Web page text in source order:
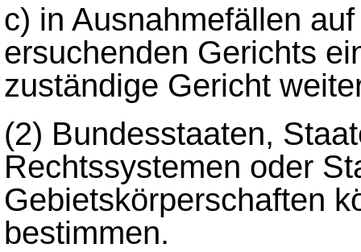
c) in Ausnahmefällen
ersuchenden Gerichts
zuständige Gericht
(2) Bundesstaaten,
Rechtssystemen oder
Gebietskörperschaften
bestimmen.